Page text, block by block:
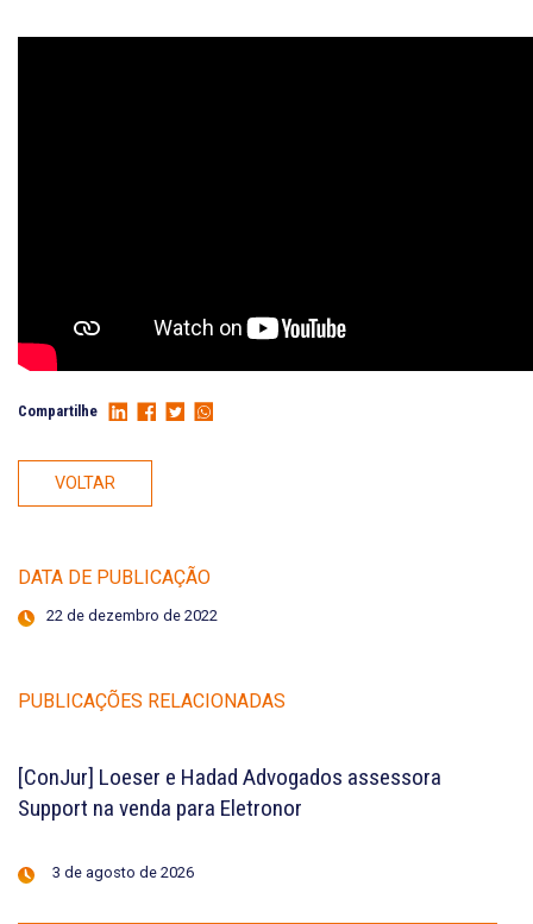
Compartilhe
VOLTAR
DATA DE PUBLICAÇÃO
22 de dezembro de 2022
PUBLICAÇÕES RELACIONADAS
[ConJur] Loeser e Hadad Advogados assessora
Support na venda para Eletronor
3 de agosto de 2026